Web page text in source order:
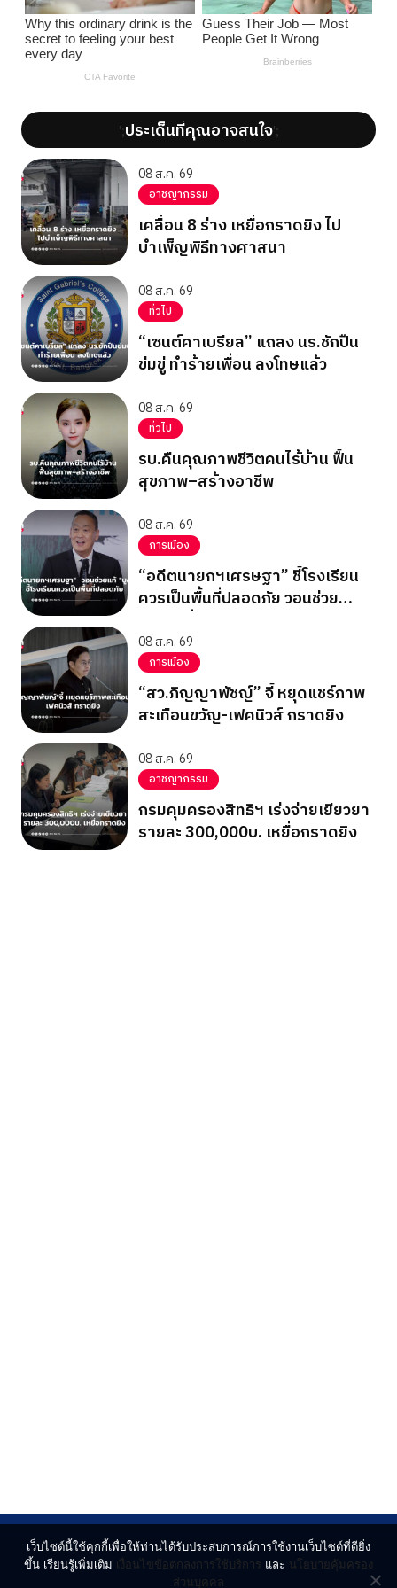
';ประเด็นที่คุณอาจสนใจ';
08 ส.ค. 69
อาชญากรรม
เคลื่อน 8 ร่าง เหยื่อกราดยิง ไป
บำเพ็ญพิธีทางศาสนา
08 ส.ค. 69
ทั่วไป
“เซนต์คาเบรียล” แถลง นร.ชักปืน
ข่มขู่ ทำร้ายเพื่อน ลงโทษแล้ว
08 ส.ค. 69
ทั่วไป
รบ.คืนคุณภาพชีวิตคนไร้บ้าน ฟื้น
สุขภาพ–สร้างอาชีพ
08 ส.ค. 69
การเมือง
“อดีตนายกฯเศรษฐา” ชี้โรงเรียน
ควรเป็นพื้นที่ปลอดภัย วอนช่วย
08 ส.ค. 69
การเมือง
“สว.ภิญญาพัชญ์” จี้ หยุดแชร์ภาพ
สะเทือนขวัญ-เฟคนิวส์ กราดยิง
08 ส.ค. 69
อาชญากรรม
กรมคุมครองสิทธิฯ เร่งจ่ายเยียวยา
รายละ 300,000บ. เหยื่อกราดยิง
เว็บไซต์นี้ใช้คุกกี้เพื่อให้ท่านได้รับประสบการณ์การใช้งานเว็บไซต์ที่ดียิ่ง
ขึ้น เรียนรู้เพิ่มเติม เงื่อนไขข้อตกลงการใช้บริการ และ นโยบายคุ้มครอง
ส่วนบุคคล